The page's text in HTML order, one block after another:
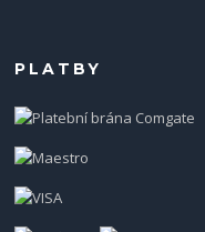
PLATBY